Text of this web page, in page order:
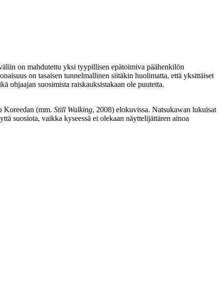
on mahdutettu yksi tyypillisen epätoimiva päähenkilön
on tasaisen tunnelmallinen siitäkin huolimatta, että yksittäiset
ohjaajan suosimista raiskauksistakaan ole puutetta.
Koreedan (mm. Still Walking, 2008) elokuvissa. Natsukawan lukuisat
suosiota, vaikka kyseessä ei olekaan näyttelijättären ainoa